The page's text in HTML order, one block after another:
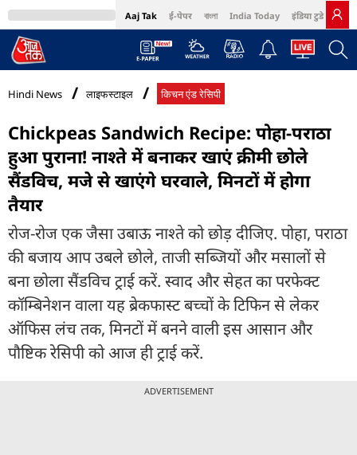
Aaj Tak ई-पेपर বাংলা India Today इंडिया टुडे हिंदी
MumbaiTak Cosmopolitan Harper's Bazaar Northeast
Hindi News लाइफस्टाइल किचन एंड रेसिपी
Chickpeas Sandwich Recipe: पोहा-पराठा
हुआ पुराना! नाश्ते में बनाकर खाएं क्रीमी छोले
सैंडविच, मजे से खाएंगे घरवाले, मिनटों में होगा
तैयार
रोज-रोज एक जैसा उबाऊ नाश्ते को छोड़ दीजिए. पोहा, पराठा
की बजाय आप उबले छोले, ताजी सब्जियों और मसालों से
बना छोला सैंडविच ट्राई करें. स्वाद और सेहत का परफेक्ट
कॉम्बिनेशन वाला यह ब्रेकफास्ट बच्चों के टिफिन से लेकर
ऑफिस लंच तक, मिनटों में बनने वाली इस आसान और
पौष्टिक रेसिपी को आज ही ट्राई करें.
ADVERTISEMENT